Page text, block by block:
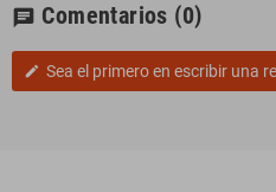
chat Comentarios (0)
edit Sea el primero en escribir una